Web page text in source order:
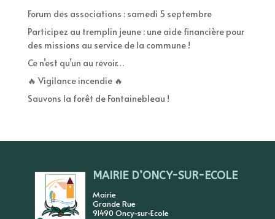
Forum des associations : samedi 5 septembre
Participez au tremplin jeune : une aide financière pour
des missions au service de la commune !
Ce n’est qu’un au revoir…
🔥 Vigilance incendie 🔥
Sauvons la forêt de Fontainebleau !
MAIRIE D’ONCY-SUR-ECOLE
Mairie
Grande Rue
91490 Oncy-sur-Ecole